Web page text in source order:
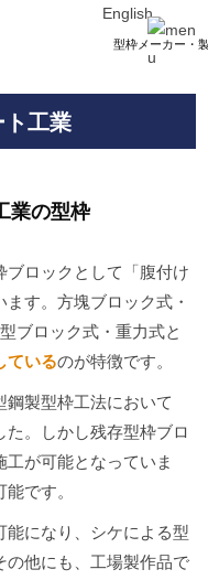
English
型枠メーカー・
ト工業
業の型枠
ブロックとして「腹付け
す。方塊ブロック式・
ブロック式・重力式と
ているのが特徴です。
製型枠工法において
。しかし残存型枠ブロ
が可能となっていま
です。
能になり、シケによる型
の他にも、工場製作品で